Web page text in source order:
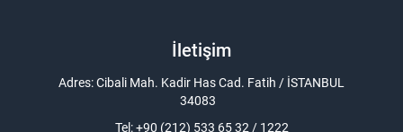
İletişim
Adres: Cibali Mah. Kadir Has Cad. Fatih / İSTANBUL
34083
Tel: +90 (212) 533 65 32 / 1222